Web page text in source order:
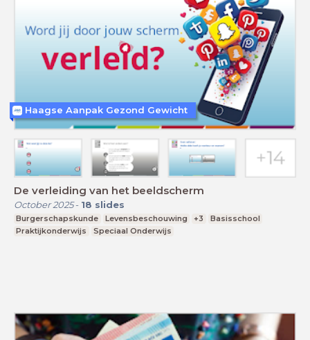
De verleiding van het beeldscherm
October 2025- 18 slides
Burgerschapskunde Levensbeschouwing +3
Basisschool
Praktijkonderwijs
Speciaal Onderwijs
Haagse Aanpak Gezond Gewicht